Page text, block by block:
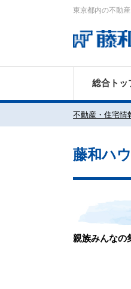
東京都内の不動
総合トッ
不動産・住宅情
藤和ハ
親族みんなの